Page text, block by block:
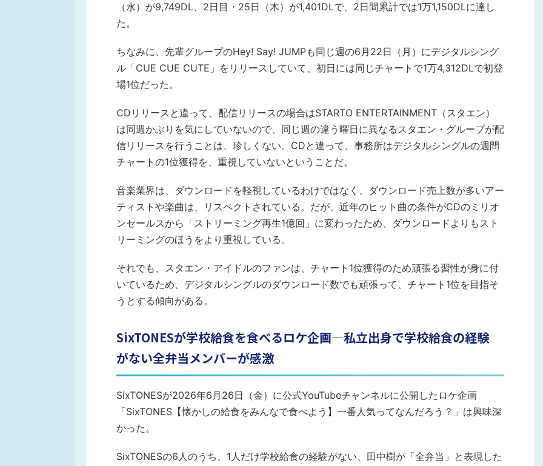
（水）が9,749DL、2日目・25日（木）が1,401DLで、2日間累計では1万1,150DLに達し
た。
ちなみに、先輩グループのHey! Say! JUMPも同じ週の6月22日（月）にデジタルシング
ル「CUE CUE CUTE」をリリースしていて、初日には同じチャートで1万4,312DLで初登
場1位だった。
CDリリースと違って、配信リリースの場合はSTARTO ENTERTAINMENT（スタエン）
は同週かぶりを気にしていないので、同じ週の違う曜日に異なるスタエン・グループが配
信リリースを行うことは、珍しくない。CDと違って、事務所はデジタルシングルの週間
チャートの1位獲得を、重視していないということだ。
音楽業界は、ダウンロードを軽視しているわけではなく、ダウンロード売上数が多いアー
ティストや楽曲は、リスペクトされている。だが、近年のヒット曲の条件がCDのミリオ
ンセールスから「ストリーミング再生1億回」に変わったため、ダウンロードよりもスト
リーミングのほうをより重視している。
それでも、スタエン・アイドルのファンは、チャート1位獲得のため頑張る習性が身に付
いているため、デジタルシングルのダウンロード数でも頑張って、チャート1位を目指そ
うとする傾向がある。
SixTONESが学校給食を食べるロケ企画―私立出身で学校給食の経験
がない全弁当メンバーが感激
SixTONESが2026年6月26日（金）に公式YouTubeチャンネルに公開したロケ企画
「SixTONES【懐かしの給食をみんなで食べよう】一番人気ってなんだろう？」は興味深
かった。
SixTONESの6人のうち、1人だけ学校給食の経験がない、田中樹が「全弁当」と表現した